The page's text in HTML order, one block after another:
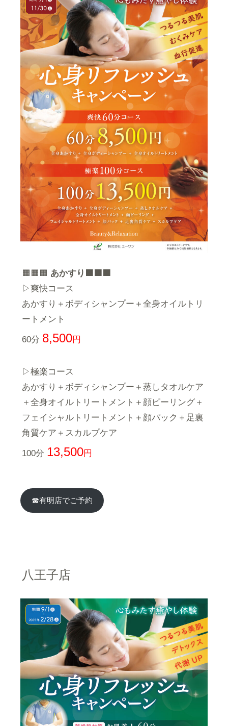
🟧🟧🟧 あかすり🟧🟧🟧
▷爽快コース
あかすり＋ボディシャンプー＋全身オイルトリ
ートメント
60分 8,500円
▷極楽コース
あかすり＋ボディシャンプー＋蒸しタオルケア
＋全身オイルトリートメント＋顔ピーリング＋
フェイシャルトリートメント＋顔パック＋足裏
角質ケア＋スカルプケア
100分 13,500円
☎有明店でご予約
八王子店